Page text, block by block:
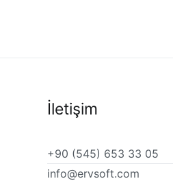
İletişim
+90 (545) 653 33 05
info@ervsoft.com